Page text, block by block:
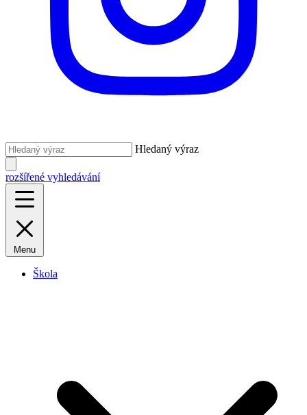
Hledaný výraz
rozšířené vyhledávání
Menu
Škola